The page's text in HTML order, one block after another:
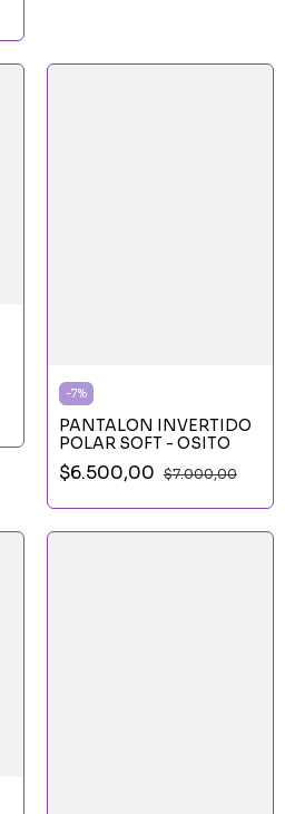
-7%
PANTALON INVERTIDO
POLAR SOFT - OSITO
$6.500,00 $7.000,00